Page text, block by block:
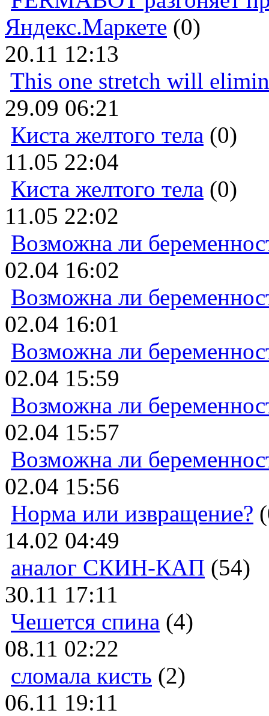
Яндекс.Маркете (0)
20.11 12:13
This one stretch will
29.09 06:21
Киста желтого тела (0)
11.05 22:04
Киста желтого тела (0)
11.05 22:02
Возможна ли
02.04 16:02
Возможна ли
02.04 16:01
Возможна ли
02.04 15:59
Возможна ли
02.04 15:57
Возможна ли
02.04 15:56
Норма или извращение?
14.02 04:49
аналог СКИН-КАП (54)
30.11 17:11
Чешется спина (4)
08.11 02:22
сломала кисть (2)
06.11 19:11